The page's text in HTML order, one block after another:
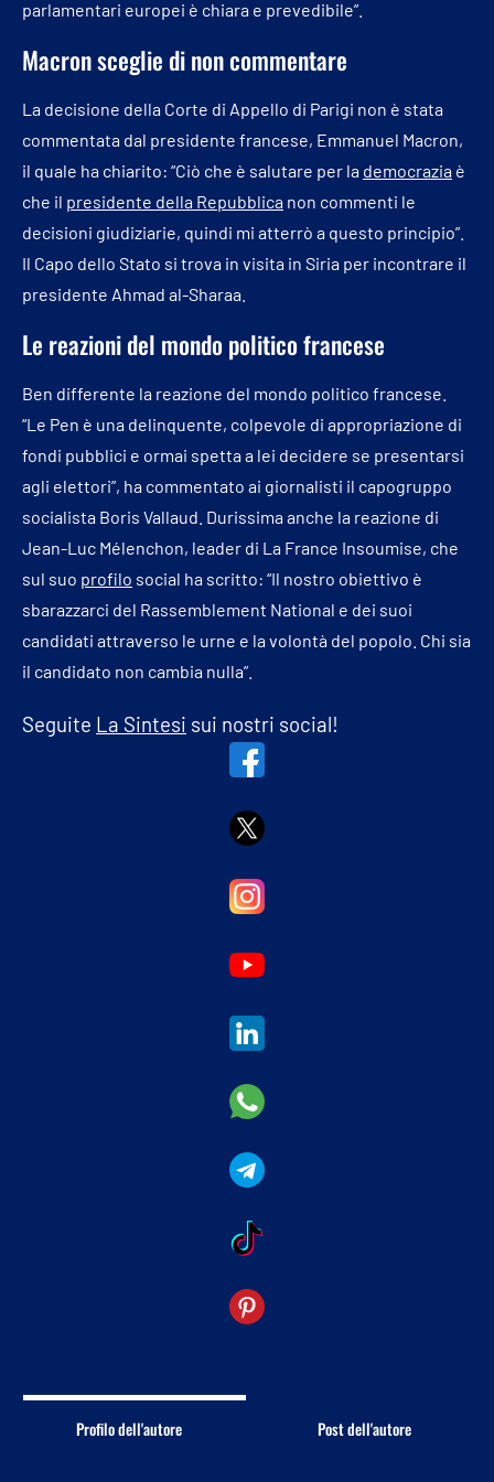
parlamentari europei è chiara e prevedibile”.
Macron sceglie di non commentare
La decisione della Corte di Appello di Parigi non è stata
commentata dal presidente francese, Emmanuel Macron,
il quale ha chiarito: “Ciò che è salutare per la democrazia è
che il presidente della Repubblica non commenti le
decisioni giudiziarie, quindi mi atterrò a questo principio”.
Il Capo dello Stato si trova in visita in Siria per incontrare il
presidente Ahmad al-Sharaa.
Le reazioni del mondo politico francese
Ben differente la reazione del mondo politico francese.
“Le Pen è una delinquente, colpevole di appropriazione di
fondi pubblici e ormai spetta a lei decidere se presentarsi
agli elettori”, ha commentato ai giornalisti il capogruppo
socialista Boris Vallaud. Durissima anche la reazione di
Jean-Luc Mélenchon, leader di La France Insoumise, che
sul suo profilo social ha scritto: “Il nostro obiettivo è
sbarazzarci del Rassemblement National e dei suoi
candidati attraverso le urne e la volontà del popolo. Chi sia
il candidato non cambia nulla”.
Seguite La Sintesi sui nostri social!
Profilo dell'autore Post dell'autore